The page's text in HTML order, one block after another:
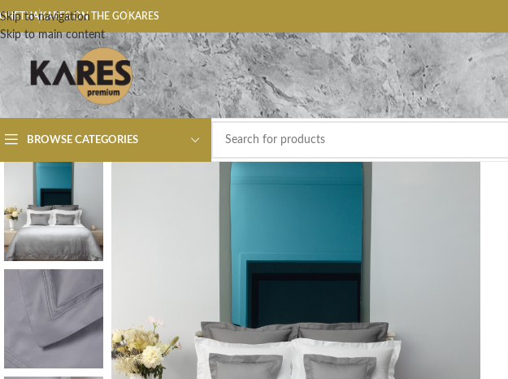
Skip to navigation
Skip to main content
KARES ON THE GO KARES
BROWSE CATEGORIES